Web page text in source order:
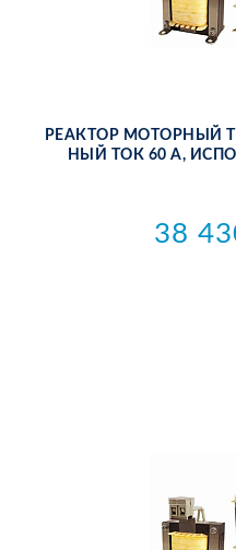
РЕ­АК­ТОР МО­ТОР­НЫЙ
НЫЙ ТОК 60 А,
38